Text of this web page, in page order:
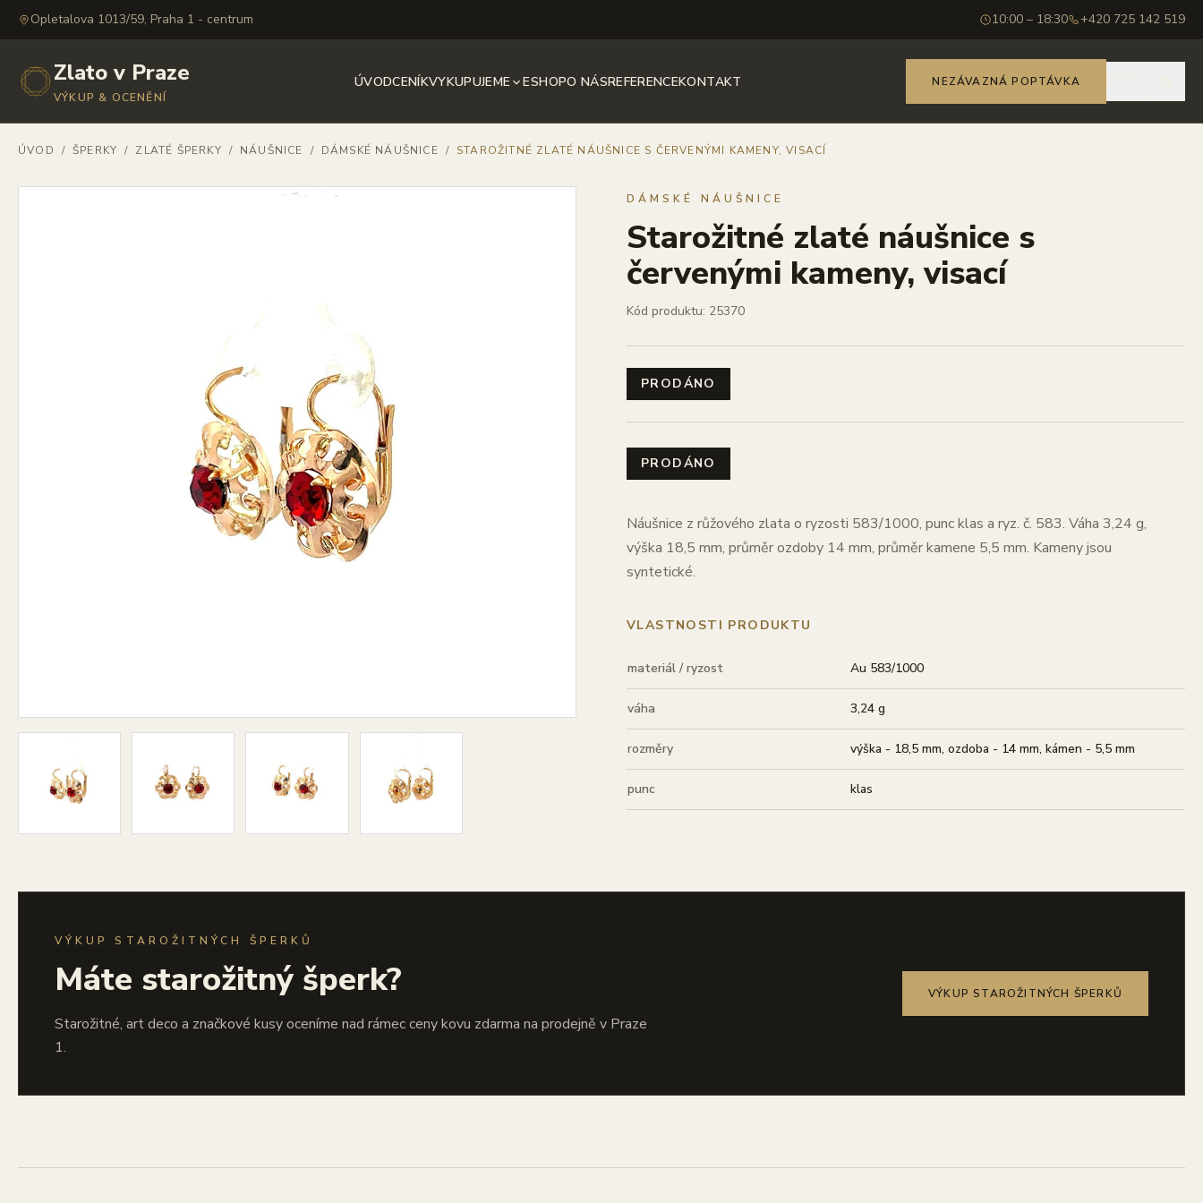
Opletalova 1013/59, Praha 1 - centrum 10:00 – 18:30 +420 725 142 519
Zlato v Praze
VÝKUP & OCENĚNÍ
ÚVODCENÍKVYKUPUJEME ESHOPO NÁSREFERENCEKONTAKT NEZÁVAZNÁ POPTÁVKA
ÚVOD / ŠPERKY / ZLATÉ ŠPERKY / NÁUŠNICE / DÁMSKÉ NÁUŠNICE / STAROŽITNÉ ZLATÉ NÁUŠNICE S ČERVENÝMI KAMENY, VISACÍ
DÁMSKÉ NÁUŠNICE
Starožitné zlaté náušnice s
červenými kameny, visací
Kód produktu: 25370
PRODÁNO
PRODÁNO
Náušnice z růžového zlata o ryzosti 583/1000, punc klas a ryz. č. 583. Váha 3,24 g,
výška 18,5 mm, průměr ozdoby 14 mm, průměr kamene 5,5 mm. Kameny jsou
syntetické.
VLASTNOSTI PRODUKTU
materiál / ryzost Au 583/1000
váha 3,24 g
rozměry výška - 18,5 mm, ozdoba - 14 mm, kámen - 5,5 mm
punc klas
VÝKUP STAROŽITNÝCH ŠPERKŮ
Máte starožitný šperk?
Starožitné, art deco a značkové kusy oceníme nad rámec ceny kovu zdarma na prodejně v Praze
1.
VÝKUP STAROŽITNÝCH ŠPERKŮ